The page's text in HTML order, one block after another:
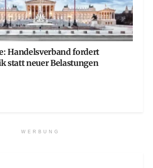
Handelsverband fordert
statt neuer Belastungen
WERBUNG